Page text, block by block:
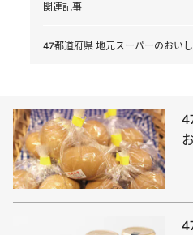
関連記事
47都道府県 地元スーパーのおい